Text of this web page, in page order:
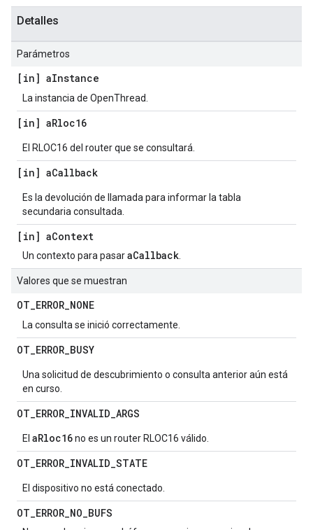
Detalles
Parámetros
[in] aInstance
La instancia de OpenThread.
[in] aRloc16
El RLOC16 del router que se consultará.
[in] aCallback
Es la devolución de llamada para informar la tabla
secundaria consultada.
[in] aContext
Un contexto para pasaraCallback
Valores que se muestran
OT_ERROR_NONE
La consulta se inició correctamente.
OT_ERROR_BUSY
Una solicitud de descubrimiento o consulta anterior aún está
en curso.
OT_ERROR_INVALID_ARGS
El aRloc16no es un router RLOC16 válido.
OT_ERROR_INVALID_STATE
El dispositivo no está conectado.
OT_ERROR_NO_BUFS